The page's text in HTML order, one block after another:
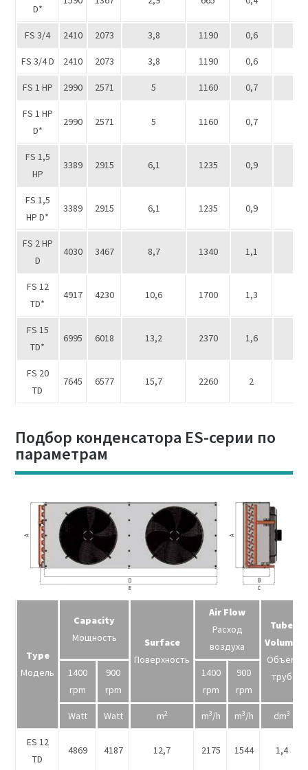
D*
FS 3/4 2410 2073 3,8 1190 0,6
FS 3/4 D 2410 2073 3,8 1190 0,6
FS 1 НР 2990 2571 5 1160 0,7
FS 1 НР
D*
2990 2571 5 1160 0,7
FS 1,5
НР
3389 2915 6,1 1235 0,9
FS 1,5
НР D*
3389 2915 6,1 1235 0,9
FS 2 НР
D
4030 3467 8,7 1340 1,1
FS 12
ТD*
4917 4230 10,6 1700 1,3
FS 15
ТD*
6995 6018 13,2 2370 1,6
FS 20
ТD
7645 6577 15,7 2260 2
Подбор конденсатора ES-серии по
параметрам
Type
Модель
Capacity
Мощность
Surface
Поверхность
Air Flow
Расход
воздуха
Tube
Volume
Объём
труб
1400
rpm
900
rpm
1400
rpm
900
rpm
Watt Watt m2 m3/h m3/h dm3
ES 12
TD
4869 4187 12,7 2175 1544 1,4